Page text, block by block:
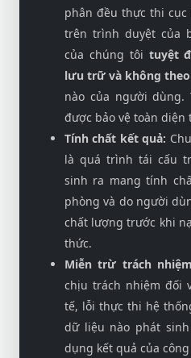
phân đều thực thi cục
trên trình duyệt của
của chúng tôi tuyệt
lưu trữ và không
nào của người
được bảo vệ toàn
Tính chất kết quả:
là quá trình tái cấu
sinh ra mang tính
phòng và do người
chất lượng trước khi
thức.
Miễn trừ trách
chịu trách nhiệm đối
tế, lỗi thực thi hệ
dữ liệu nào phát
dụng kết quả của công